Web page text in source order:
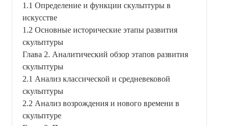
1.1 Определение и функции скульптуры в
искусстве
1.2 Основные исторические этапы развития
скульптуры
Глава 2. Аналитический обзор этапов развития
скульптуры
2.1 Анализ классической и средневековой
скульптуры
2.2 Анализ возрождения и нового времени в
скульптуре